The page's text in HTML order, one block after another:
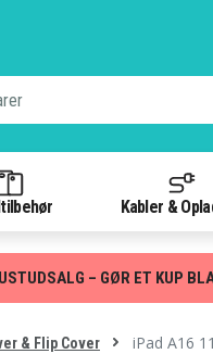
Kabler &
– GØR ET KUP
& Flip Cover iPad A16